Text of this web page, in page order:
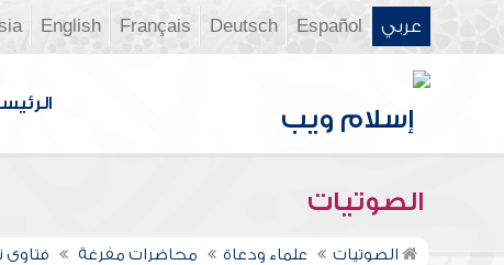
عربي Español
Deutsch
Français
English
الصوتيات
الصوتيات علماء ودعاة محاضرات مفرغة فتاوى